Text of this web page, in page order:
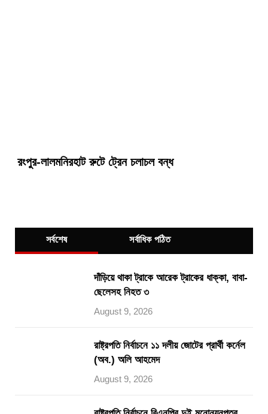
রংপুর-লালমনিরহাট রুটে ট্রেন চলাচল বন্ধ
সর্বশেষ সর্বাধিক পঠিত
দাঁড়িয়ে থাকা ট্রাকে আরেক ট্রাকের ধাক্কা, বাবা-
ছেলেসহ নিহত ৩
August 9, 2026
রাষ্ট্রপতি নির্বাচনে ১১ দলীয় জোটের প্রার্থী কর্নেল
(অব.) অলি আহমেদ
August 9, 2026